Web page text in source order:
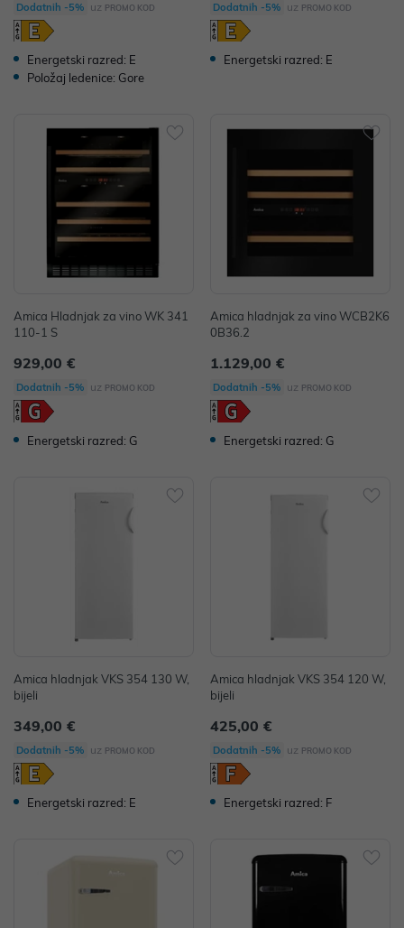
Dodatnih -5% uz PROMO KOD
Energetski razred: E
Položaj ledenice: Gore
Dodatnih -5% uz PROMO KOD
Energetski razred: E
Amica Hladnjak za vino WK 341
110-1 S
929,00 €
Dodatnih -5% uz PROMO KOD
Energetski razred: G
Amica hladnjak za vino WCB2K6
0B36.2
1.129,00 €
Dodatnih -5% uz PROMO KOD
Energetski razred: G
Amica hladnjak VKS 354 130 W,
bijeli
349,00 €
Dodatnih -5% uz PROMO KOD
Energetski razred: E
Amica hladnjak VKS 354 120 W,
bijeli
425,00 €
Dodatnih -5% uz PROMO KOD
Energetski razred: F